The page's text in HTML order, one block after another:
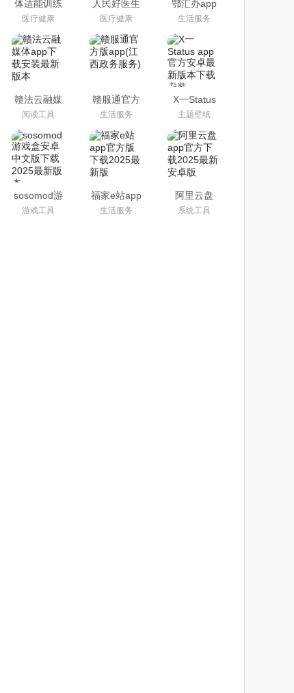
体适能训练
app最新
2025版
医疗健康
人民好医生
app(培训我
是医生)
医疗健康
鄂汇办app
官方下载
2025最新版
生活服务
赣法云融媒
体app下载
安装最新版
本
阅读工具
赣服通官方
版app(江西
政务服务)
生活服务
X一Status
app官方安
卓最新版本
下载安装
主题壁纸
sosomod游
戏盒安卓中
文版下载
游戏工具
福家e站app
官方版下载
2025最新版
生活服务
阿里云盘
app官方下
载2025最新
系统工具